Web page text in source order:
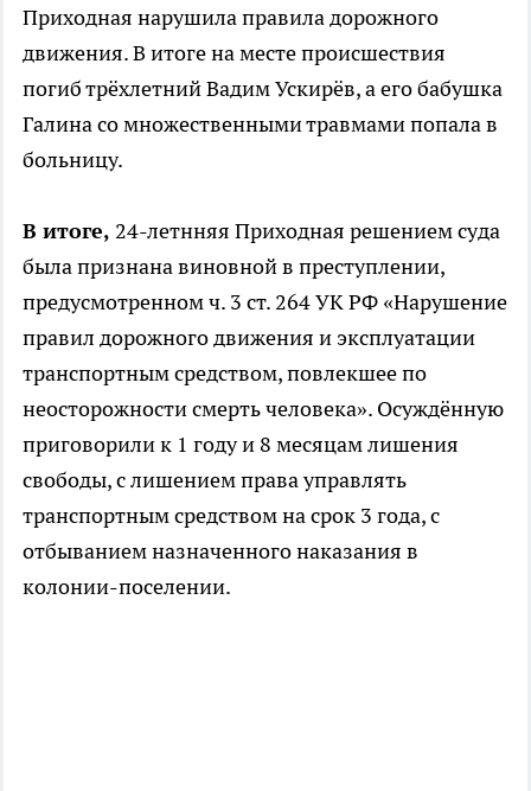
Приходная нарушила правила дорожного
движения. В итоге на месте происшествия
погиб трёхлетний Вадим Ускирёв, а его бабушка
Галина со множественными травмами попала в
больницу.
В итоге, 24-летнняя Приходная решением суда
была признана виновной в преступлении,
предусмотренном ч. 3 ст. 264 УК РФ «Нарушение
правил дорожного движения и эксплуатации
транспортным средством, повлекшее по
неосторожности смерть человека». Осуждённую
приговорили к 1 году и 8 месяцам лишения
свободы, с лишением права управлять
транспортным средством на срок 3 года, с
отбыванием назначенного наказания в
колонии-поселении.